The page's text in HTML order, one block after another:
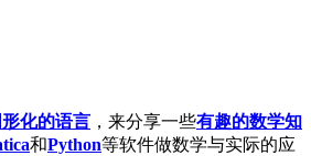
形化的语言 ，来分享一些有趣的数学知
和Python等软件做数学与实际的应